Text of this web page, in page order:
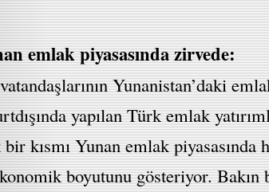
emlak piyasasında zirvede:
Yunanistan’daki
yapılan Türk emlak
kısmı Yunan emlak
boyutunu gösteriyor. Bakın